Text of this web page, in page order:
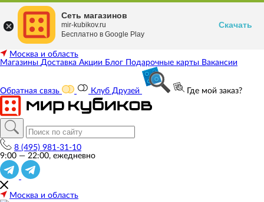
Москва и область
Магазины Доставка Акции Блог Подарочные карты Вакансии
Обратная связь Клуб Друзей Где мой заказ?
8 (495) 981-31-10
9:00 — 22:00, ежедневно
Москва и область
Сеть магазинов
mir-kubikov.ru
Бесплатно в Google Play
Скачать